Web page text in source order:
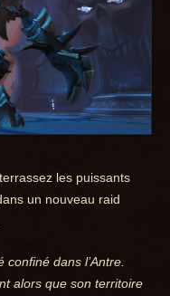
les puissants
un nouveau raid
dans l’Antre.
alors que son territoire